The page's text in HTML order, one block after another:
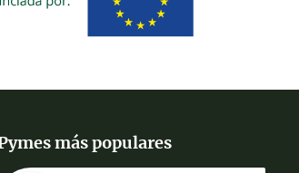
más populares